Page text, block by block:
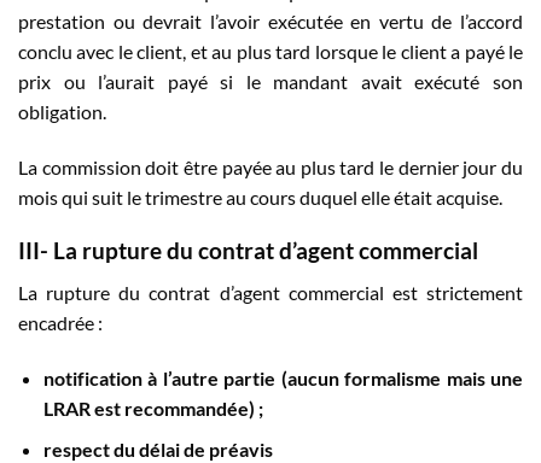
prestation ou devrait l’avoir exécutée en vertu de l’accord
conclu avec le client, et au plus tard lorsque le client a payé le
prix ou l’aurait payé si le mandant avait exécuté son
obligation.
La commission doit être payée au plus tard le dernier jour du
mois qui suit le trimestre au cours duquel elle était acquise.
III- La rupture du contrat d’agent commercial
La rupture du contrat d’agent commercial est strictement
encadrée :
notification à l’autre partie (aucun formalisme mais une
LRAR est recommandée) ;
respect du délai de préavis